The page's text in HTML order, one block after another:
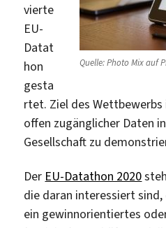
Quelle: Photo Mix auf
vierte
EU-
Datat
hon
gesta
rtet. Ziel des
offen zugänglicher Daten
Gesellschaft zu
Der EU-Datathon 2020
die daran interessiert
ein gewinnorientiertes